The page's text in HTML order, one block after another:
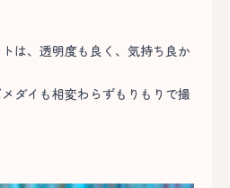
は、透明度も良く、気持ち良か
ダイも相変わらずもりもりで撮